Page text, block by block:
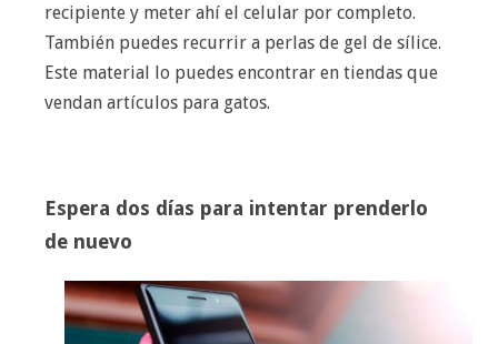
recipiente y meter ahí el celular por completo.
También puedes recurrir a perlas de gel de sílice.
Este material lo puedes encontrar en tiendas que
vendan artículos para gatos.
Espera dos días para intentar prenderlo
de nuevo